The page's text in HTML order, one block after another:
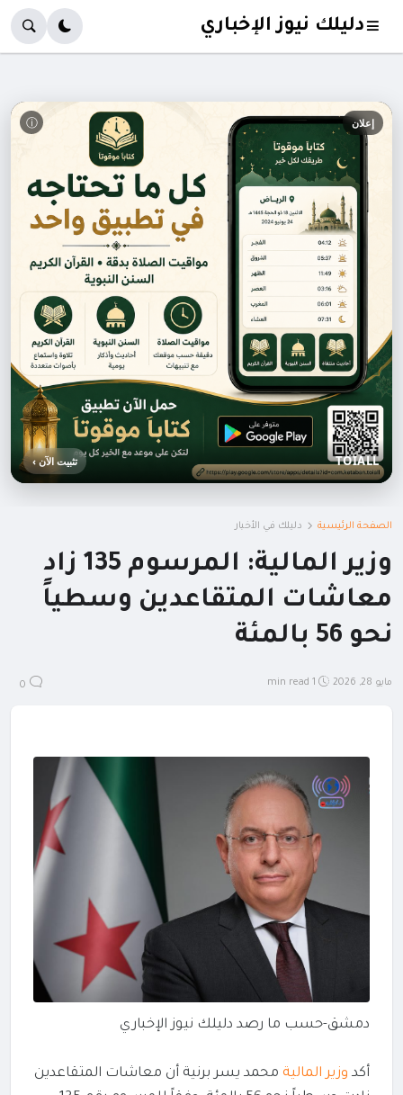
دليلك نيوز الإخباري
ⓘ إعلان
TOIALL تثبيت الآن ›
الصفحة الرئيسية دليلك في الأخبار
وزير المالية: المرسوم 135 زاد
معاشات المتقاعدين وسطياً
نحو 56 بالمئة
مايو 28, 2026 1 min read
0
دمشق-حسب ما رصد دليلك نيوز الإخباري‏
أكد وزير المالية محمد يسر برنية أن معاشات المتقاعدين